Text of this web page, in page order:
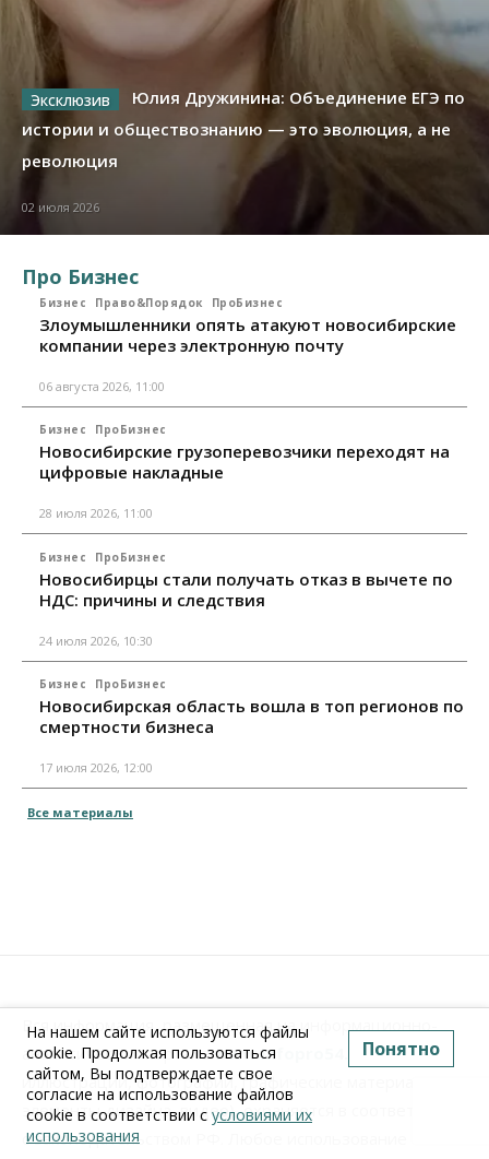
Юлия Дружинина: Объединение ЕГЭ по
истории и обществознанию — это эволюция, а не
революция
02 июля 2026
Про Бизнес
Бизнес Право&Порядок ПроБизнес
Злоумышленники опять атакуют новосибирские
компании через электронную почту
06 августа 2026, 11:00
Бизнес ПроБизнес
Новосибирские грузоперевозчики переходят на
цифровые накладные
28 июля 2026, 11:00
Бизнес ПроБизнес
Новосибирцы стали получать отказ в вычете по
НДС: причины и следствия
24 июля 2026, 10:30
Бизнес ПроБизнес
Новосибирская область вошла в топ регионов по
смертности бизнеса
17 июля 2026, 12:00
Все материалы
Вся информация, размещенная на информационно-
аналитическом порталеwww.Infopro54.ru(тексты,
иллюстрации, фотографии, графические материалы,
элементы дизайна, видео), охраняется в соответствии
с законодательством РФ. Любое использование
На нашем сайте используются файлы
cookie. Продолжая пользоваться
сайтом, Вы подтверждаете свое
согласие на использование файлов
cookie в соответствии с условиями их
использования
Понятно